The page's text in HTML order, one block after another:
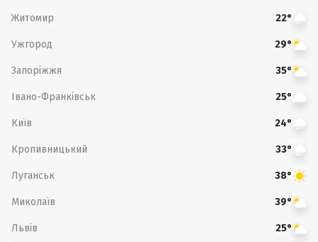
Житомир 22°
Ужгород 29°
Запоріжжя 35°
Івано-Франківськ 25°
Київ 24°
Кропивницький 33°
Луганськ 38°
Миколаїв 39°
Львів 25°